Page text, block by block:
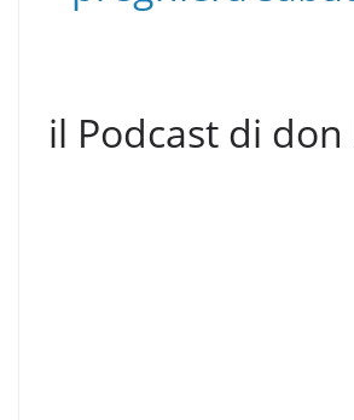
il Podcast di